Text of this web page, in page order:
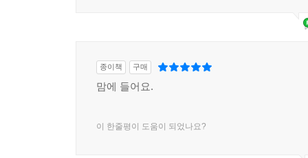
종이책 구매
맘에 들어요.
이 한줄평이 도움이 되었나요?